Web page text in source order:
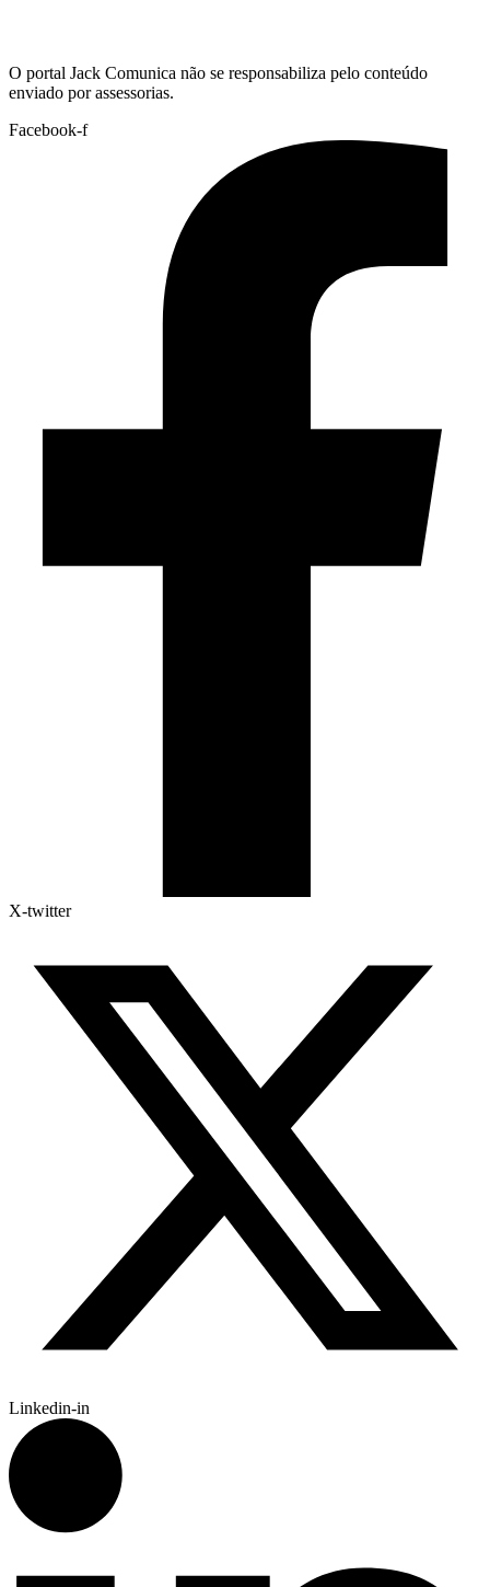
O portal Jack Comunica não se responsabiliza pelo conteúdo
enviado por assessorias.
Facebook-f
X-twitter
Linkedin-in